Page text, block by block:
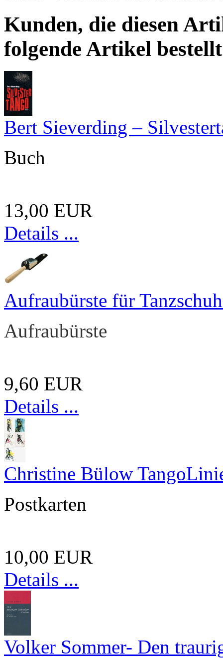
Kunden, die diesen
folgende Artikel
Bert Sieverding –
Buch
13,00 EUR
Details ...
Aufraubürste für
Aufraubürste
9,60 EUR
Details ...
Christine Bülow
Postkarten
10,00 EUR
Details ...
Volker Sommer- Den